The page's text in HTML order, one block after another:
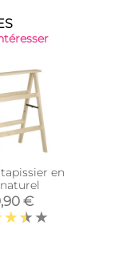
en
€